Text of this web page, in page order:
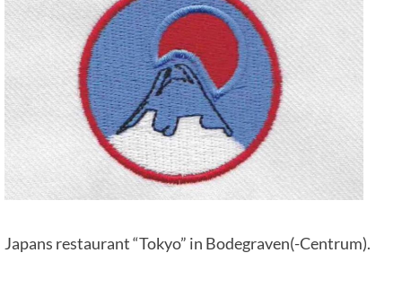
Japans restaurant “Tokyo” in Bodegraven(-Centrum).